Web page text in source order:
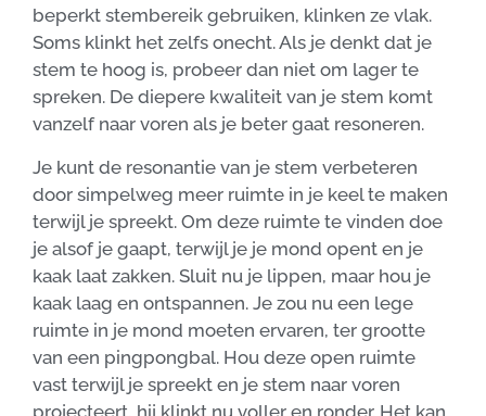
beperkt stembereik gebruiken, klinken ze vlak.
Soms klinkt het zelfs onecht. Als je denkt dat je
stem te hoog is, probeer dan niet om lager te
spreken. De diepere kwaliteit van je stem komt
vanzelf naar voren als je beter gaat resoneren.
Je kunt de resonantie van je stem verbeteren
door simpelweg meer ruimte in je keel te maken
terwijl je spreekt. Om deze ruimte te vinden doe
je alsof je gaapt, terwijl je je mond opent en je
kaak laat zakken. Sluit nu je lippen, maar hou je
kaak laag en ontspannen. Je zou nu een lege
ruimte in je mond moeten ervaren, ter grootte
van een pingpongbal. Hou deze open ruimte
vast terwijl je spreekt en je stem naar voren
projecteert, hij klinkt nu voller en ronder. Het kan